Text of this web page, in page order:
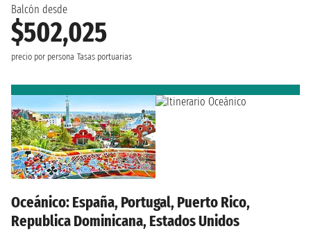
Balcón desde
$502,025
precio por persona Tasas portuarias
Oceánico: España, Portugal, Puerto Rico,
Republica Dominicana, Estados Unidos